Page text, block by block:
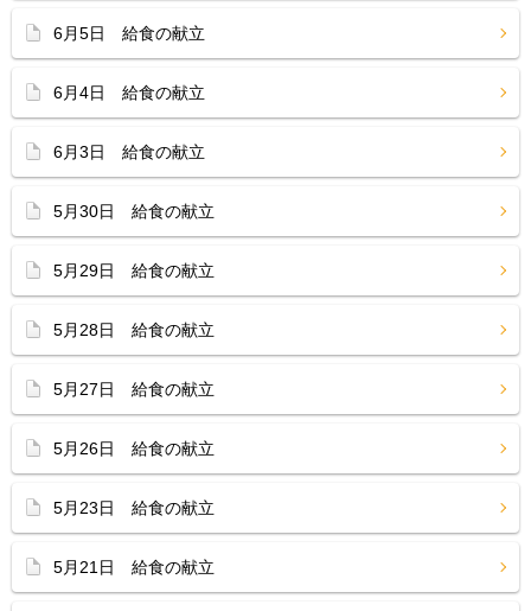
6月5日 給食の献立
6月4日 給食の献立
6月3日 給食の献立
5月30日 給食の献立
5月29日 給食の献立
5月28日 給食の献立
5月27日 給食の献立
5月26日 給食の献立
5月23日 給食の献立
5月21日 給食の献立